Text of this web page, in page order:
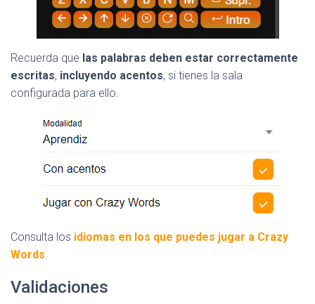
Recuerda que las palabras deben estar correctamente
escritas, incluyendo acentos, si tienes la sala
configurada para ello.
Consulta los idiomas en los que puedes jugar a Crazy
Words.
Validaciones